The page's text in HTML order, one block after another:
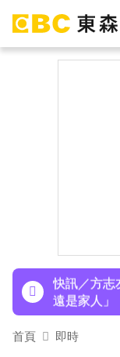
寵粉無極限
快訊／方志
遠是家人」
富婆砸錢拍
首頁 即時